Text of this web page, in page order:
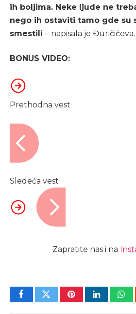
ih boljima. Neke ljude ne
nego ih ostaviti tamo gde su
smestili – napisala je Đuričićeva.
BONUS VIDEO:
Prethodna vest
Sledeća vest
Zapratite nas i na
FacebookTwitterPinterestLinkedIn